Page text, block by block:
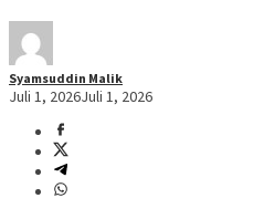
Syamsuddin Malik
Juli 1, 2026Juli 1, 2026